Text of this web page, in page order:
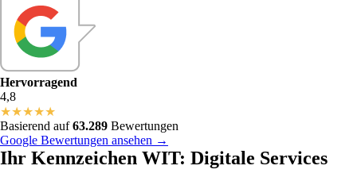
Hervorragend
4,8
★★★★★
Basierend auf63.289 Bewertungen
Google Bewertungen ansehen →
Ihr Kennzeichen WIT: Digitale Services